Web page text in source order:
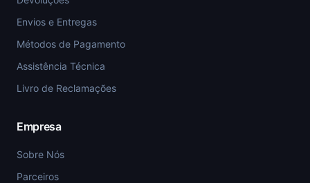
Envios e Entregas
Métodos de Pagamento
Assistência Técnica
Livro de Reclamações
Empresa
Sobre Nós
Parceiros